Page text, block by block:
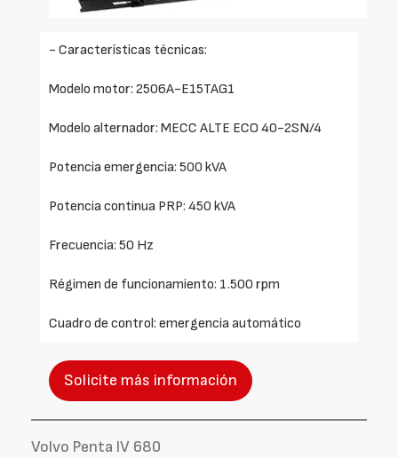
- Características técnicas:
Modelo motor: 2506A-E15TAG1
Modelo alternador: MECC ALTE ECO 40-2SN/4
Potencia emergencia: 500 kVA
Potencia continua PRP: 450 kVA
Frecuencia: 50 Hz
Régimen de funcionamiento: 1.500 rpm
Cuadro de control: emergencia automático
Solicite más información
Volvo Penta IV 680